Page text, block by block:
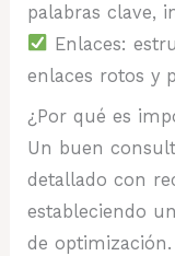
palabras clave,
Enlaces:
enlaces rotos y
¿Por qué es
Un buen
detallado con
estableciendo
de